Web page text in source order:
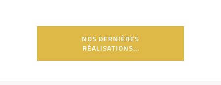
NOS DERNIÈRES
RÉALISATIONS...